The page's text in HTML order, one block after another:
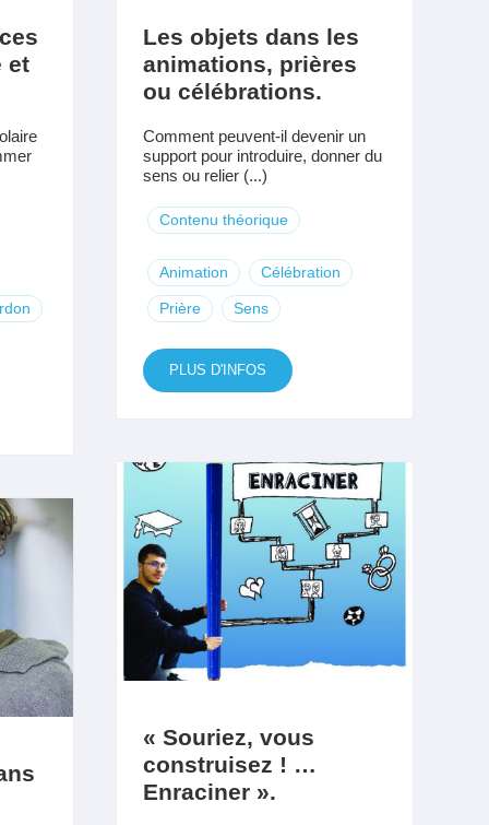
et
Les objets dans les
animations, prières
ou célébrations.
Comment peuvent-il devenir un
support pour introduire, donner du
sens ou relier (...)
Contenu théorique
Animation Célébration
Prière Sens
PLUS D'INFOS
« Souriez, vous
construisez ! …
Enraciner ».